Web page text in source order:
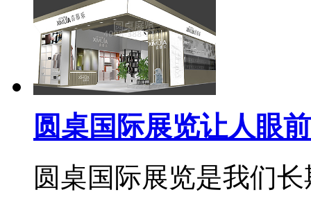
圆桌国际展览让人眼
圆桌国际展览是我们